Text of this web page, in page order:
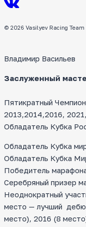
© 2026 Vasilyev Racing Team
Владимир Васильев
Заслуженный
Пятикратный
2013,2014,2016,
Обладатель Кубка
Обладатель Кубка
Обладатель Кубка
Победитель
Серебряный призер
Неоднократный
место — лучший
место), 2016 (8